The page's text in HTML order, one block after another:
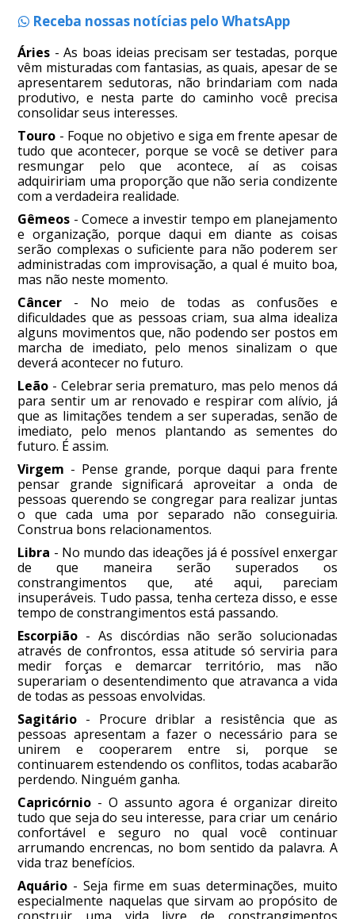
Receba nossas notícias pelo WhatsApp
Áries - As boas ideias precisam ser testadas, porque
vêm misturadas com fantasias, as quais, apesar de se
apresentarem sedutoras, não brindariam com nada
produtivo, e nesta parte do caminho você precisa
consolidar seus interesses.
Touro - Foque no objetivo e siga em frente apesar de
tudo que acontecer, porque se você se detiver para
resmungar pelo que acontece, aí as coisas
adquiririam uma proporção que não seria condizente
com a verdadeira realidade.
Gêmeos - Comece a investir tempo em planejamento
e organização, porque daqui em diante as coisas
serão complexas o suficiente para não poderem ser
administradas com improvisação, a qual é muito boa,
mas não neste momento.
Câncer - No meio de todas as confusões e
dificuldades que as pessoas criam, sua alma idealiza
alguns movimentos que, não podendo ser postos em
marcha de imediato, pelo menos sinalizam o que
deverá acontecer no futuro.
Leão - Celebrar seria prematuro, mas pelo menos dá
para sentir um ar renovado e respirar com alívio, já
que as limitações tendem a ser superadas, senão de
imediato, pelo menos plantando as sementes do
futuro. É assim.
Virgem - Pense grande, porque daqui para frente
pensar grande significará aproveitar a onda de
pessoas querendo se congregar para realizar juntas
o que cada uma por separado não conseguiria.
Construa bons relacionamentos.
Libra - No mundo das ideações já é possível enxergar
de que maneira serão superados os
constrangimentos que, até aqui, pareciam
insuperáveis. Tudo passa, tenha certeza disso, e esse
tempo de constrangimentos está passando.
Escorpião - As discórdias não serão solucionadas
através de confrontos, essa atitude só serviria para
medir forças e demarcar território, mas não
superariam o desentendimento que atravanca a vida
de todas as pessoas envolvidas.
Sagitário - Procure driblar a resistência que as
pessoas apresentam a fazer o necessário para se
unirem e cooperarem entre si, porque se
continuarem estendendo os conflitos, todas acabarão
perdendo. Ninguém ganha.
Capricórnio - O assunto agora é organizar direito
tudo que seja do seu interesse, para criar um cenário
confortável e seguro no qual você continuar
arrumando encrencas, no bom sentido da palavra. A
vida traz benefícios.
Aquário - Seja firme em suas determinações, muito
especialmente naquelas que sirvam ao propósito de